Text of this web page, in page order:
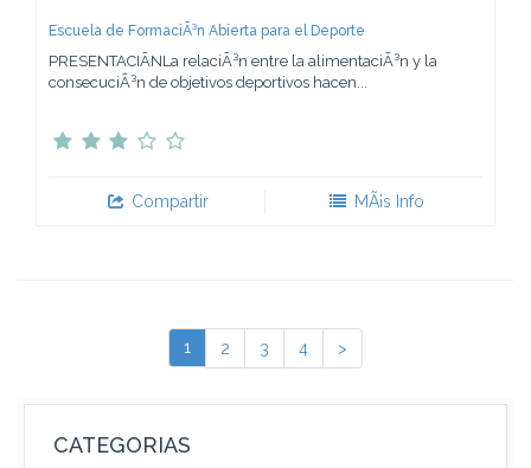
Escuela de FormaciÃ³n Abierta para el Deporte
PRESENTACIÃNLa relaciÃ³n entre la alimentaciÃ³n y la
consecuciÃ³n de objetivos deportivos hacen...
Compartir MÃ¡s Info
1 2 3 4 >
CATEGORIAS